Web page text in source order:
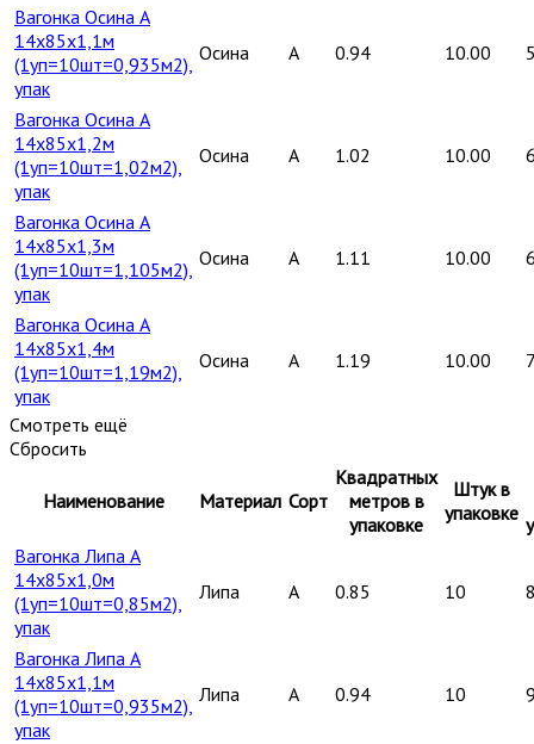
Вагонка Осина А
14х85х1,1м
(1уп=10шт=0,935м2),
упак
Осина A 0.94 10.00
Вагонка Осина А
14х85х1,2м
(1уп=10шт=1,02м2),
упак
Осина A 1.02 10.00
Вагонка Осина А
14х85х1,3м
(1уп=10шт=1,105м2),
упак
Осина A 1.11 10.00
Вагонка Осина А
14х85х1,4м
(1уп=10шт=1,19м2),
упак
Осина A 1.19 10.00
Смотреть ещё
Сбросить
Наименование Материал Сорт
Квадратных
метров в
упаковке
Штук в
упаковке
Вагонка Липа А
14х85х1,0м
(1уп=10шт=0,85м2),
упак
Липа A 0.85 10
Вагонка Липа А
14х85х1,1м
(1уп=10шт=0,935м2),
упак
Липа A 0.94 10